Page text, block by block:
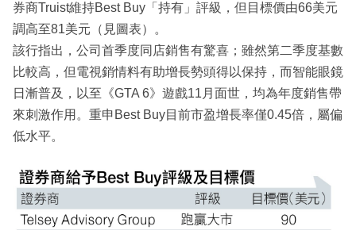
券商Truist維持Best Buy「持有」評級，但目標價由66美元
調高至81美元（見圖表）。
該行指出，公司首季度同店銷售有驚喜；雖然第二季度基數
比較高，但電視銷情料有助增長勢頭得以保持，而智能眼鏡
日漸普及，以至《GTA 6》遊戲11月面世，均為年度銷售帶
來刺激作用。重申Best Buy目前市盈增長率僅0.45倍，屬偏
低水平。